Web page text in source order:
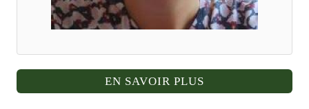
EN SAVOIR PLUS